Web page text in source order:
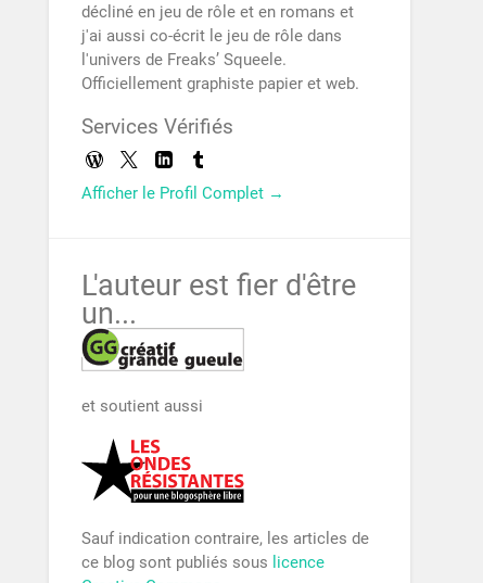
décliné en jeu de rôle et en romans et
j'ai aussi co-écrit le jeu de rôle dans
l'univers de Freaks’ Squeele.
Officiellement graphiste papier et web.
Services Vérifiés
Afficher le Profil Complet →
L'auteur est fier d'être
un...
et soutient aussi
Sauf indication contraire, les articles de
ce blog sont publiés sous licence